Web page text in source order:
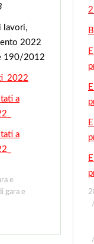
lavori,
2022
190/2012
a
a
e
gara e